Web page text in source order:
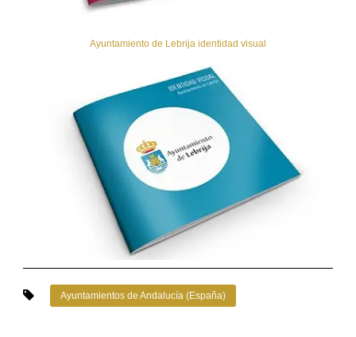
Ayuntamiento de Lebrija identidad visual
Ayuntamientos de Andalucía (España)